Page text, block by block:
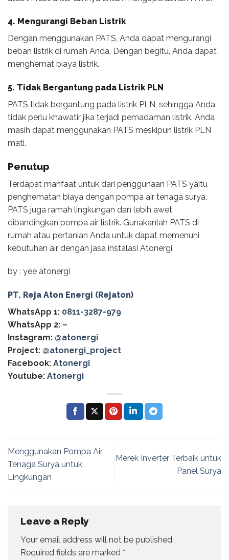
4. Mengurangi Beban Listrik
Dengan menggunakan PATS, Anda dapat mengurangi
beban listrik di rumah Anda. Dengan begitu, Anda dapat
menghemat biaya listrik.
5. Tidak Bergantung pada Listrik PLN
PATS tidak bergantung pada listrik PLN, sehingga Anda
tidak perlu khawatir jika terjadi pemadaman listrik. Anda
masih dapat menggunakan PATS meskipun listrik PLN
mati.
Penutup
Terdapat manfaat untuk dari penggunaan PATS yaitu
penghematan biaya dengan pompa air tenaga surya.
PATS juga ramah lingkungan dan lebih awet
dibandingkan pompa air listrik. Gunakanlah PATS di
rumah atau pertanian Anda untuk dapat memenuhi
kebutuhan air dengan jasa instalasi Atonergi.
by : yee atonergi
PT. Reja Aton Energi (Rejaton)
WhatsApp 1: 0811-3287-979
WhatsApp 2: –
Instagram: @atonergi
Project: @atonergi_project
Facebook: Atonergi
Youtube: Atonergi
Menggunakan Pompa Air
Tenaga Surya untuk
Lingkungan
Merek Inverter Terbaik untuk
Panel Surya
Leave a Reply
Your email address will not be published.
Required fields are marked *